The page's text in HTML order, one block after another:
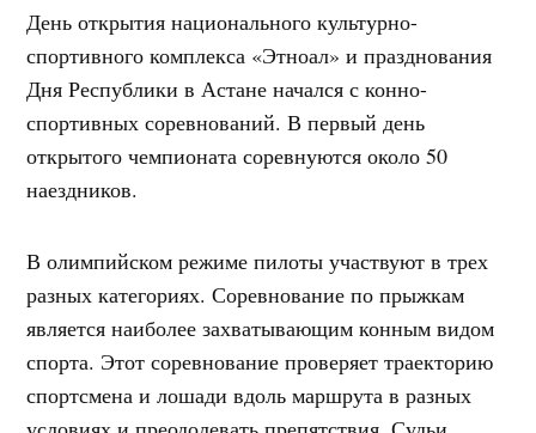
День открытия национального культурно-
спортивного комплекса «Этноал» и празднования
Дня Республики в Астане начался с конно-
спортивных соревнований. В первый день
открытого чемпионата соревнуются около 50
наездников.
В олимпийском режиме пилоты участвуют в трех
разных категориях. Соревнование по прыжкам
является наиболее захватывающим конным видом
спорта. Этот соревнование проверяет траекторию
спортсмена и лошади вдоль маршрута в разных